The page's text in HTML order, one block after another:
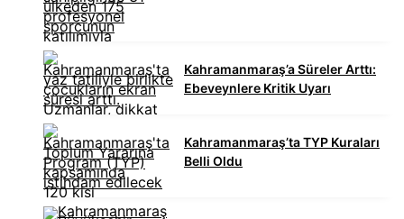
Kahramanmaraş’a Süreler Arttı:
Ebeveynlere Kritik Uyarı
Kahramanmaraş’ta TYP Kuraları
Belli Oldu